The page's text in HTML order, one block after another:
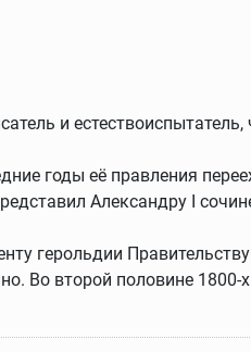
и
годы её правления
Александру I
герольдии
Во второй половине 1800-